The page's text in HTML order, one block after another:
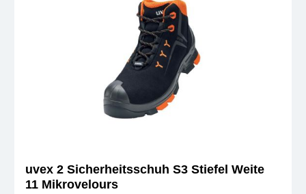
uvex 2 Sicherheitsschuh S3 Stiefel Weite
11 Mikrovelours